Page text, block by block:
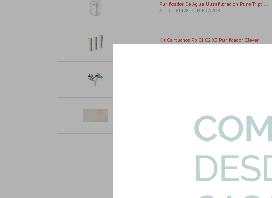
Purificador De Agua Ultrafiltracion Pure Tripti...
Art: CL-61428-PURIFICADOR
Kit Cartuchos Pp C1 C2 X3 Purificador Clever
Art: CL-61535-CARTUCHO
Art: ASPHALT-OFF-WH-PLAIN|1.44mts2